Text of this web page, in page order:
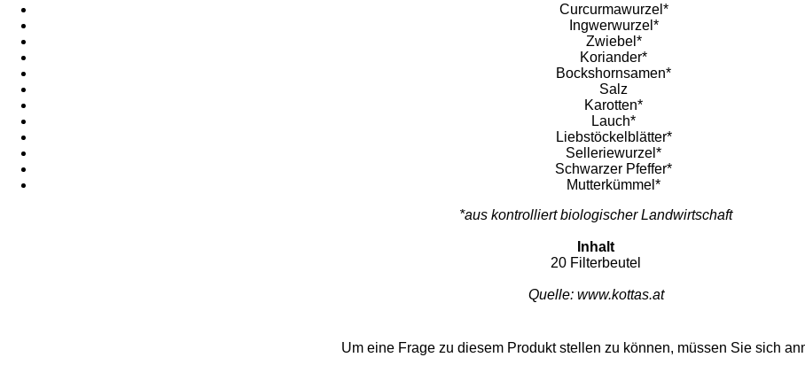
Curcurmawurzel*
Ingwerwurzel*
Zwiebel*
Koriander*
Bockshornsamen*
Salz
Karotten*
Lauch*
Liebstöckelblätter*
Selleriewurzel*
Schwarzer Pfeffer*
Mutterkümmel*
*aus kontrolliert biologischer Landwirtschaft
Inhalt
20 Filterbeutel
Quelle: www.kottas.at
Um eine Frage zu diesem Produkt stellen zu können, müssen Sie sich